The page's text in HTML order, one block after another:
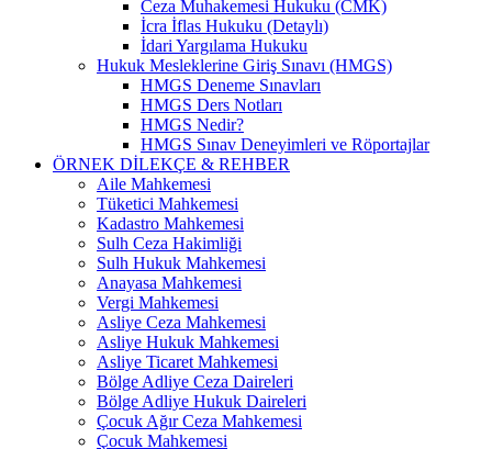
Ceza Muhakemesi Hukuku (CMK)
İcra İflas Hukuku (Detaylı)
İdari Yargılama Hukuku
Hukuk Mesleklerine Giriş Sınavı (HMGS)
HMGS Deneme Sınavları
HMGS Ders Notları
HMGS Nedir?
HMGS Sınav Deneyimleri ve Röportajlar
ÖRNEK DILEKÇE & REHBER
Aile Mahkemesi
Tüketici Mahkemesi
Kadastro Mahkemesi
Sulh Ceza Hakimliği
Sulh Hukuk Mahkemesi
Anayasa Mahkemesi
Vergi Mahkemesi
Asliye Ceza Mahkemesi
Asliye Hukuk Mahkemesi
Asliye Ticaret Mahkemesi
Bölge Adliye Ceza Daireleri
Bölge Adliye Hukuk Daireleri
Çocuk Ağır Ceza Mahkemesi
Çocuk Mahkemesi